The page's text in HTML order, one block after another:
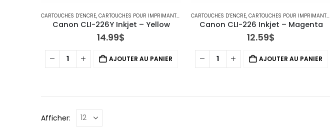
CARTOUCHES D’ENCRE, CARTOUCHES POUR IMPRIMANTES CANON
Canon CLI-226Y Inkjet – Yellow
14.99$
AJOUTER AU PANIER
CARTOUCHES D’ENCRE, CARTOUCHES POUR IMPRIMANTES CANON
Canon CLI-226 Inkjet – Magenta
12.59$
AJOUTER AU PANIER
Afficher: